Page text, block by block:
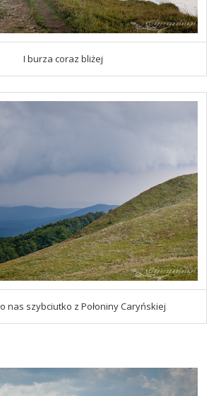
I burza coraz bliżej
nas szybciutko z Połoniny Caryńskiej